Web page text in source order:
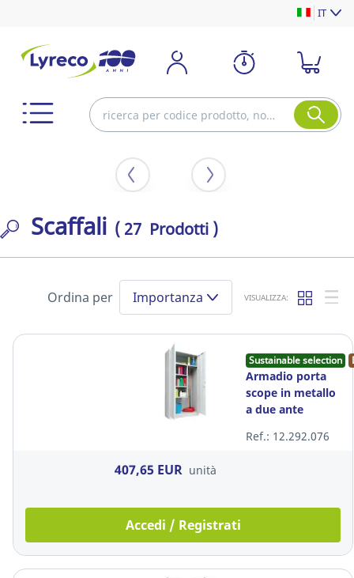
IT
Scaffali ( 27 Prodotti )
Ordina per Importanza VISUALIZZA:
Sustainable selection
Armadio porta
scope in metallo
a due ante
ripiani
Ref.: 12.292.076
407,65 EUR unità
Accedi / Registrati